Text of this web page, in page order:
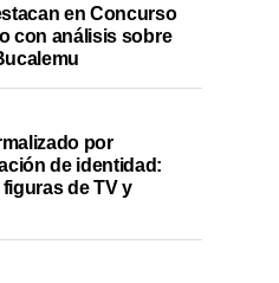
en Concurso
con análisis sobre
por
de identidad:
de TV y